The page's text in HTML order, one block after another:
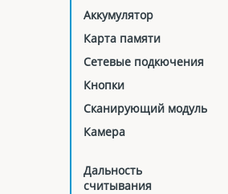
Аккумулятор
Карта памяти
Сетевые подкючения
Кнопки
Сканирующий модуль
Камера
Дальность
считывания